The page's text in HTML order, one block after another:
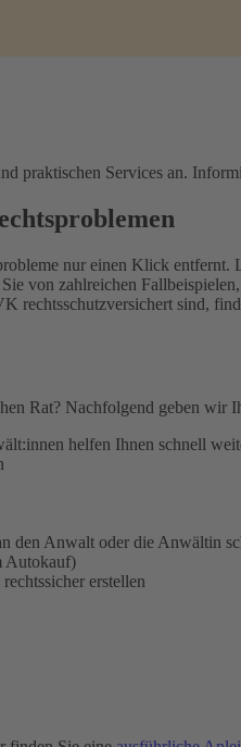
Services an.
nur einen Klick
von zahlreichen
rechtsschutzversichert sind,
Rat? Nachfolgend geben
helfen Ihnen schnell
den Anwalt oder die Anwältin
Autokauf)
erstellen